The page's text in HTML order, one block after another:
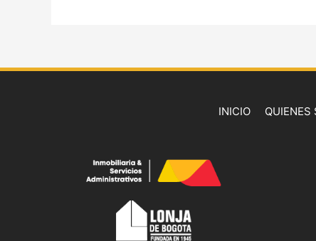
INICIO QUIENES